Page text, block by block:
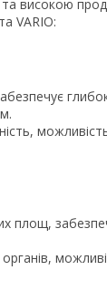
та високою
VARIO:
площ,